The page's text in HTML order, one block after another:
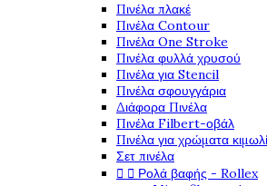
Πινέλα πλακέ
Πινέλα Contour
Πινέλα One Stroke
Πινέλα φυλλά χρυσού
Πινέλα για Stencil
Πινέλα σφουγγάρια
Διάφορα Πινέλα
Πινέλα Filbert-οβάλ
Πινέλα για χρώματα
Σετ πινέλα
  Ρολά βαφής - Rollex